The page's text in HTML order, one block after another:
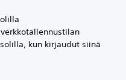
kun kirjaudut siinä